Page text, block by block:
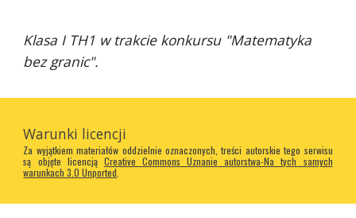
Klasa I TH1 w trakcie konkursu "Matematyka
bez granic".
Warunki licencji
Za wyjątkiem materiałów oddzielnie oznaczonych, treści autorskie tego serwisu
są objęte licencją Creative Commons Uznanie autorstwa-Na tych samych
warunkach 3.0 Unported